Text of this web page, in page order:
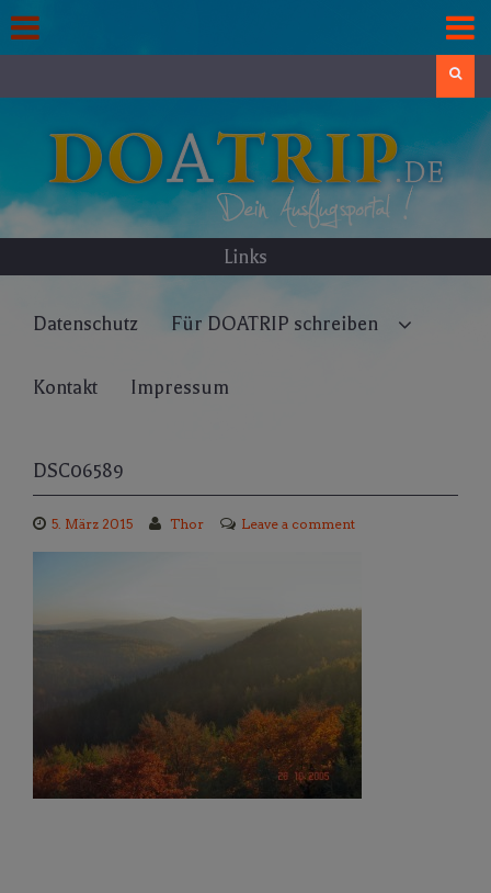
to
content
Links
Datenschutz Für DOATRIP schreiben
Kontakt Impressum
DSC06589
5. März 2015 Thor Leave a comment